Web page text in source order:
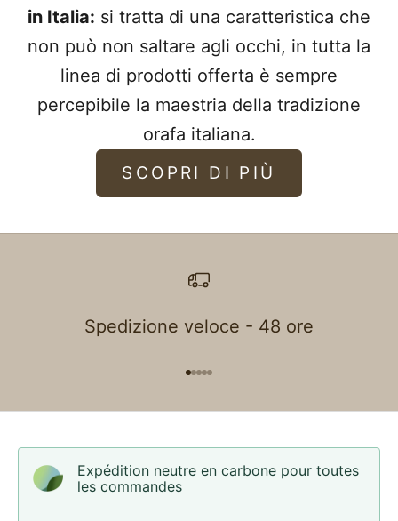
in Italia: si tratta di una caratteristica che
non può non saltare agli occhi, in tutta la
linea di prodotti offerta è sempre
percepibile la maestria della tradizione
orafa italiana.
SCOPRI DI PIÙ
Spedizione veloce - 48 ore
Expédition neutre en carbone pour toutes
les commandes